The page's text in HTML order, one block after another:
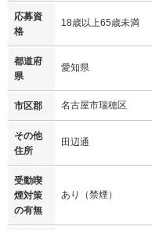
応募資
格
18歳以上65歳未満
都道府
県
愛知県
市区郡 名古屋市瑞穂区
その他
住所
田辺通
受動喫
煙対策
の有無
あり（禁煙）